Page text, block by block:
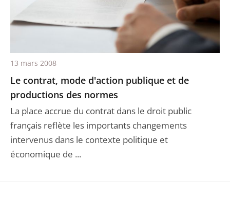
Le contrat, mode d'action publique et de
productions des normes
La place accrue du contrat dans le droit public
français reflète les importants changements
intervenus dans le contexte politique et
économique de ...
13 mars 2008